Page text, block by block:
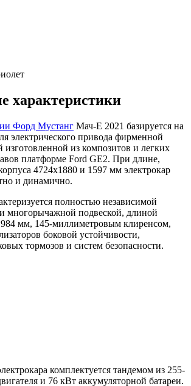
характеристики
Форд Мустанг Мач-Е 2021 базируется на
электрического привода фирменной
изготовленной из композитов и легких
платформе Ford GE2. При длине,
4724х1880 и 1597 мм электрокар
и динамично.
полностью независимой
многорычажной подвеской, длиной
мм, 145-миллиметровым клиренсом,
боковой устойчивости,
тормозов и систем безопасности.
комплектуется тандемом из 255-
и 76 кВт аккумуляторной батареи.